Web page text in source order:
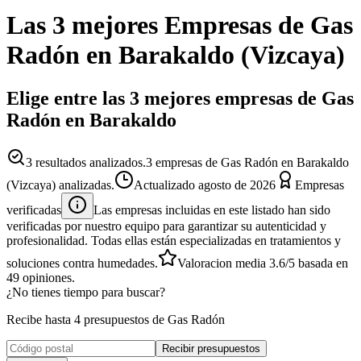
Las 3 mejores Empresas de Gas
Radón en Barakaldo (Vizcaya)
Elige entre las 3 mejores empresas de Gas
Radón en Barakaldo
3 resultados analizados.3 empresas de Gas Radón en Barakaldo
(Vizcaya) analizadas.
Actualizado agosto de 2026
Empresas
verificadas
Las empresas incluidas en este listado han sido
verificadas por nuestro equipo para garantizar su autenticidad y
profesionalidad. Todas ellas están especializadas en tratamientos y
soluciones contra humedades.
Valoracion media 3.6/5 basada en
49 opiniones.
¿No tienes tiempo para buscar?
Recibe hasta 4 presupuestos de Gas Radón
Recibir presupuestos